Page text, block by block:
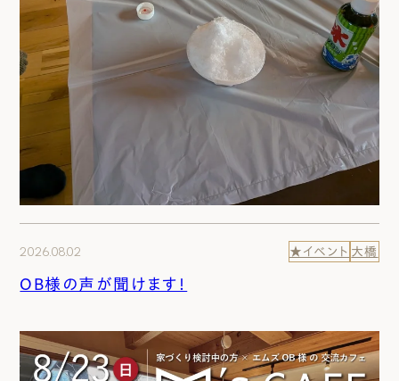
2026.08.02 ★イベント 大橋
OB様の声が聞けます！